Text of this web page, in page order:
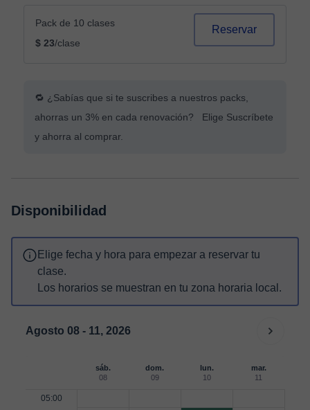
Pack de 10 clases
$ 23/clase
Reservar
🔁 ¿Sabías que si te suscribes a nuestros packs,
ahorras un 3% en cada renovación? Elige Suscríbete
y ahorra al comprar.
Disponibilidad
Elige fecha y hora para empezar a reservar tu
clase.
Los horarios se muestran en tu zona horaria local.
Agosto 08 - 11, 2026
sáb.
08
dom.
09
lun.
10
mar.
11
05:00